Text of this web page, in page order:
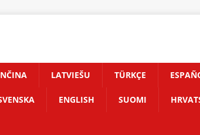
LATVIEŠU TÜRKÇE
ENGLISH SUOMI